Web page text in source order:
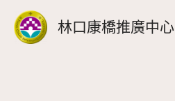
林口康橋推廣中心
尋